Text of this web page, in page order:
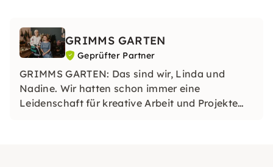
GRIMMS GARTEN
Geprüfter Partner
GRIMMS GARTEN: Das sind wir, Linda und
Nadine. Wir hatten schon immer eine
Leidenschaft für kreative Arbeit und Projekte